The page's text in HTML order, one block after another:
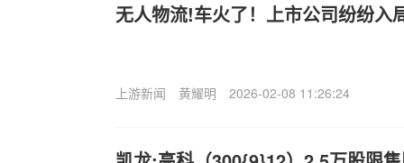
无人物流!车火了！上市公司纷纷入
上游新闻 黄耀明 2026-02-08 11:26:24